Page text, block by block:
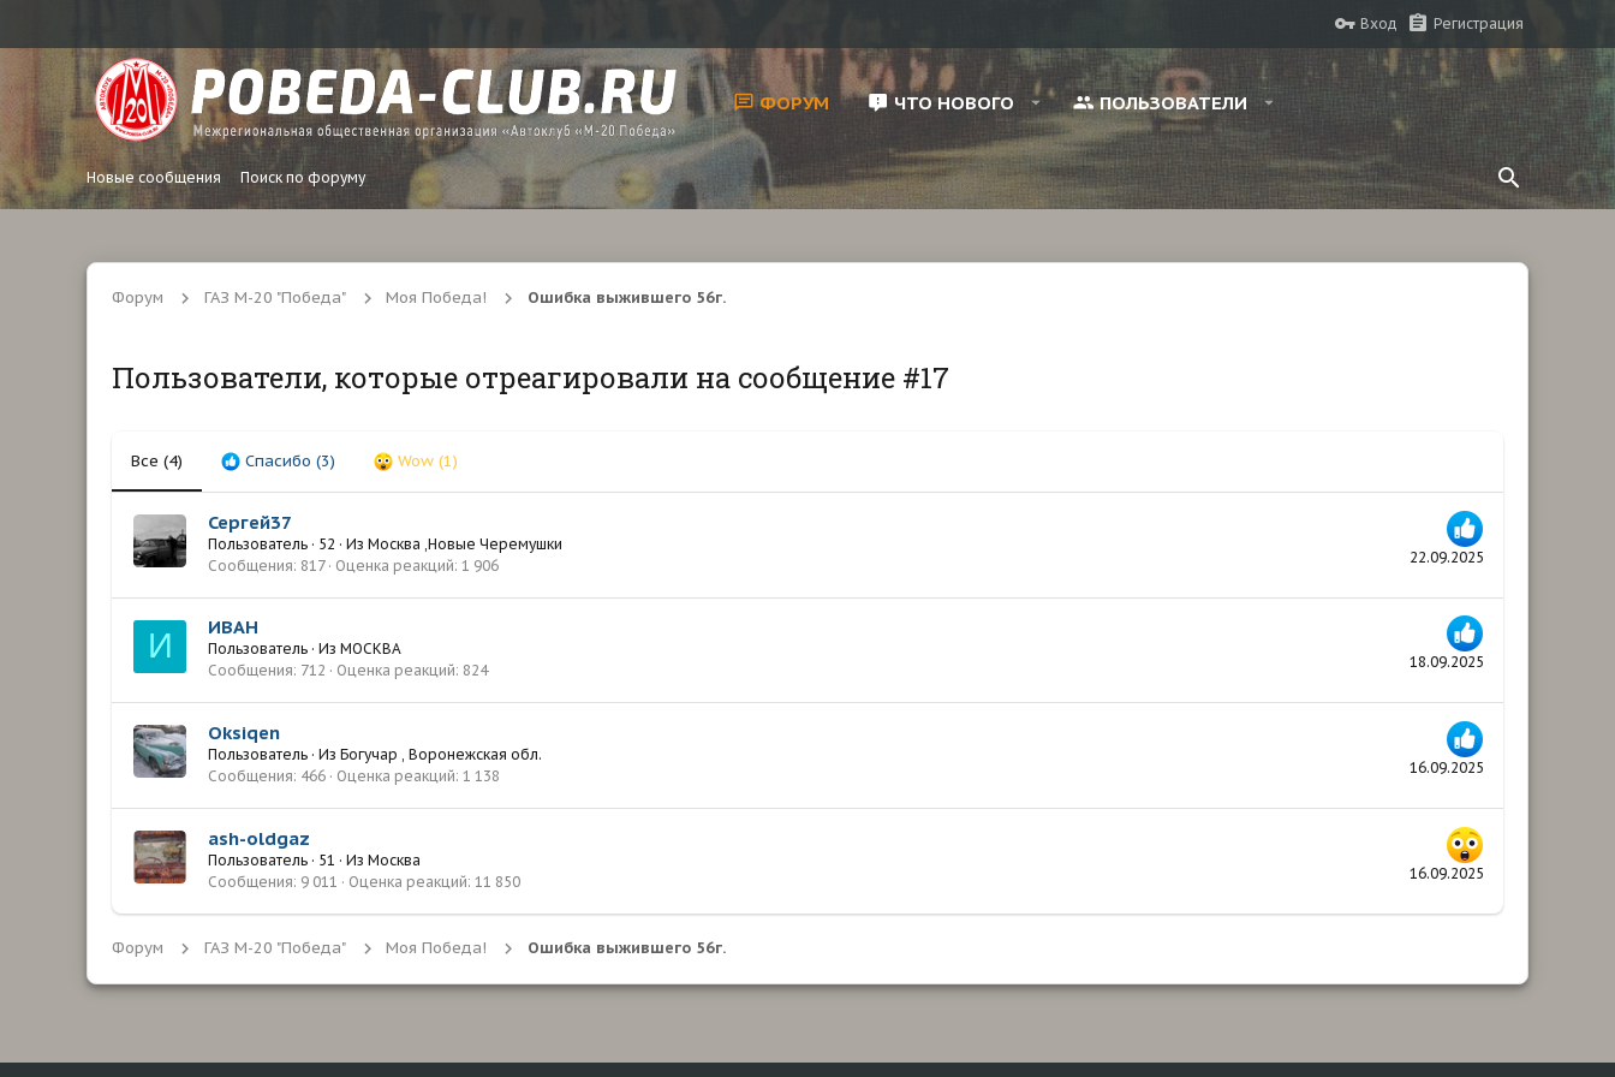
Вход Регистрация
ФОРУМ ЧТО НОВОГО ПОЛЬЗОВАТЕЛИ
Новые сообщения Поиск по форуму
Форум ГАЗ М-20 "Победа" Моя Победа! Ошибка выжившего 56г.
Пользователи, которые отреагировали на сообщение #17
Все (4) Спасибо (3) Wow (1)
22.09.2025
Сергей37
Пользователь · 52 · Из Москва ,Новые Черемушки
Сообщения 817 Оценка реакций 1 906
И 18.09.2025
ИВАН
Пользователь · Из МОСКВА
Сообщения 712 Оценка реакций 824
16.09.2025
Oksiqen
Пользователь · Из Богучар , Воронежская обл.
Сообщения 466 Оценка реакций 1 138
16.09.2025
ash-oldgaz
Пользователь · 51 · Из Москва
Сообщения 9 011 Оценка реакций 11 850
Форум ГАЗ М-20 "Победа" Моя Победа! Ошибка выжившего 56г.